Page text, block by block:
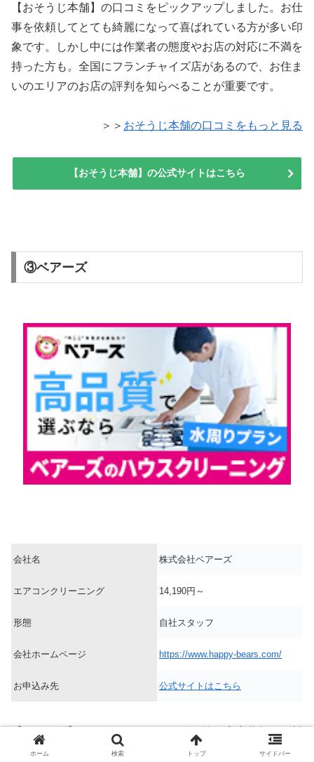
【おそうじ本舗】の口コミをピックアップしました。お仕
事を依頼してとても綺麗になって喜ばれている方が多い印
象です。しかし中には作業者の態度やお店の対応に不満を
持った方も。全国にフランチャイズ店があるので、お住ま
いのエリアのお店の評判を知らべることが重要です。
＞＞ おそうじ本舗の口コミをもっと見る
【おそうじ本舗】の公式サイトはこちら
③ベアーズ
会社名 株式会社ベアーズ
エアコンクリーニング 14,190円～
形態 自社スタッフ
会社ホームページ https://www.happy-bears.com/
お申込み先 公式サイトはこちら
】はハウスクリーニングの他に家事代行、お料
理代行、キッズ＆ベビーシッターなどのサービスを提供す
ホーム 検索 トップ サイドバー